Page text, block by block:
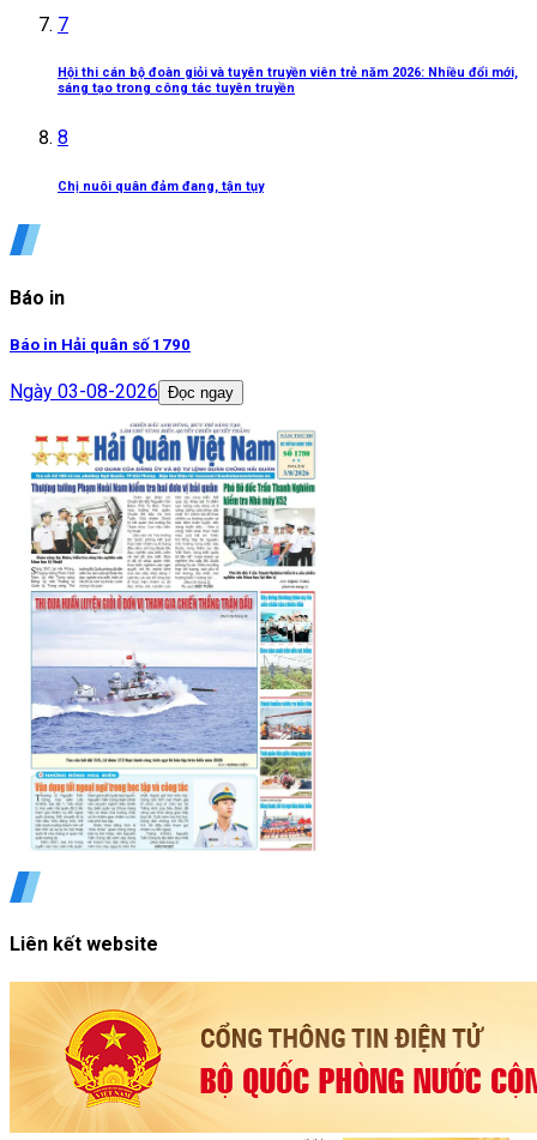
7
Hội thi cán bộ đoàn giỏi và tuyên truyền viên trẻ năm 2026: Nhiều đổi mới,
sáng tạo trong công tác tuyên truyền
8
Chị nuôi quân đảm đang, tận tụy
Báo in
Báo in Hải quân số 1790
Ngày 03-08-2026 Đọc ngay
Liên kết website